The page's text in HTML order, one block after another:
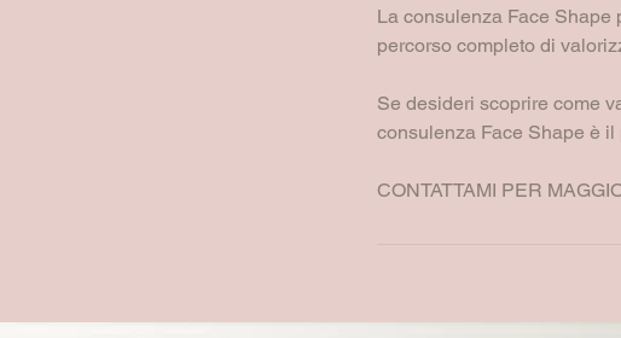
La consulenza Face Shape
percorso completo di
Se desideri scoprire come
consulenza Face Shape è
CONTATTAMI PER